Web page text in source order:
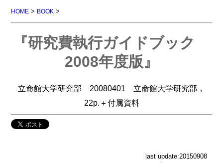
HOME > BOOK >
『研究費執行ガイドブック
2008年度版』
立命館大学研究部 20080401 立命館大学研究部，
22p.＋付属資料
last update:20150908